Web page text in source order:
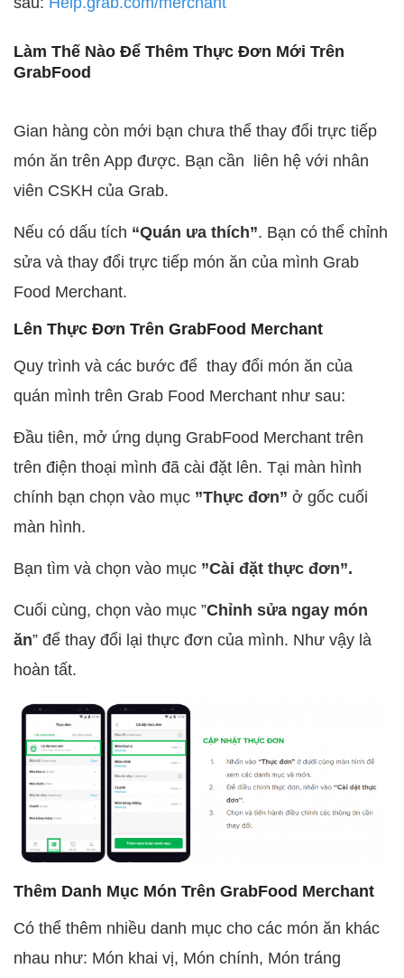
Làm Thế Nào Để Thêm Thực Đơn Mới Trên
GrabFood
Gian hàng còn mới bạn chưa thể thay đổi trực tiếp
món ăn trên App được. Bạn cần liên hệ với nhân
viên CSKH của Grab.
Nếu có dấu tích “Quán ưa thích”. Bạn có thể chỉnh
sửa và thay đổi trực tiếp món ăn của mình Grab
Food Merchant.
Lên Thực Đơn Trên GrabFood Merchant
Quy trình và các bước để thay đổi món ăn của
quán mình trên Grab Food Merchant như sau:
Đầu tiên, mở ứng dụng GrabFood Merchant trên
trên điện thoại mình đã cài đặt lên. Tại màn hình
chính bạn chọn vào mục ”Thực đơn” ở gốc cuối
màn hình.
Bạn tìm và chọn vào mục ”Cài đặt thực đơn”.
Cuối cùng, chọn vào mục ”Chỉnh sửa ngay món
ăn” để thay đổi lại thực đơn của mình. Như vậy là
hoàn tất.
Thêm Danh Mục Món Trên GrabFood Merchant
Có thể thêm nhiều danh mục cho các món ăn khác
nhau như: Món khai vị, Món chính, Món tráng